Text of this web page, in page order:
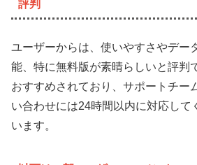
評判
ユーザーからは、使いやすさやデー
能、特に無料版が素晴らしいと評判
おすすめされており、サポートチー
い合わせには24時間以内に対応して
います。